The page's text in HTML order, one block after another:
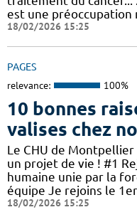
est une préoccupation
18/02/2026 15:25
PAGES
relevance: 100%
10 bonnes
valises chez
Le CHU de
un projet de vie ! #1
humaine unie par la
équipe Je rejoins le
18/02/2026 15:25